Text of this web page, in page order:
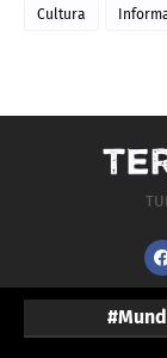
Cultura